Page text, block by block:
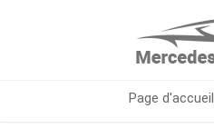
Page d'accueil